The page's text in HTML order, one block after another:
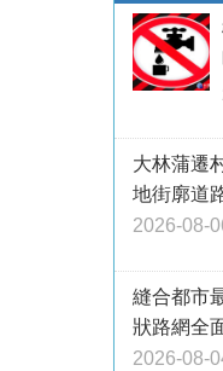
大林蒲遷
地街廓道
2026-08-
縫合都市
狀路網全
2026-08-